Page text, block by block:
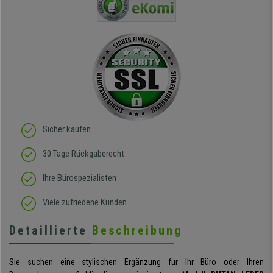
eigentlich zwei linke
Hände hat :) Von der
sitzt darin auch wirklich
gut! Die Sitzfläche, eine
Art straffes aber auch
elastisches Gewebe passt
sich der
Körperbewegung an.
Klare Kaufempfehlung!
Sicher kaufen
30 Tage Rückgaberecht
Ihre Bürospezialisten
Viele zufriedene Kunden
Detaillierte Beschreibung
Sie suchen eine stylischen Ergänzung für Ihr Büro oder Ihren